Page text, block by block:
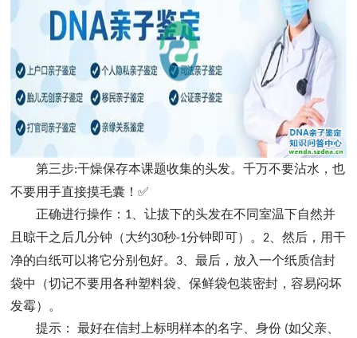
第三步:干燥保存本课题收集的头发。千万不要沾水，也
不要用手直接摸毛囊！✅
正确进行操作： 1、让拔下的头发在不同室温下自然并
且晾干之后几分钟（大约30秒-1分钟即可）。 2、然后，用干
净的白纸可以将它分别包好。 3、最后，放入一个纸质信封
袋中（切记不要用各种塑料袋、保鲜袋包装密封，容易闷坏
发霉）。
提示： 最好在信封上标明样本的名字、身份 (如父亲、